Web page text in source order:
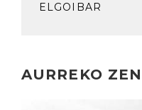
ELGOIBAR
AURREKO